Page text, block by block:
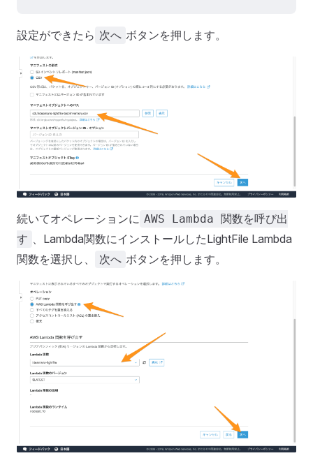
設定ができたら 次へ ボタンを押します。
続いてオペレーションに AWS Lambda 関数を呼び出
す 、Lambda関数にインストールしたLightFile Lambda
関数を選択し、
次へ ボタンを押します。